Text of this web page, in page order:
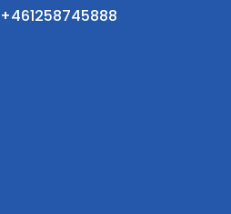
+461258745888